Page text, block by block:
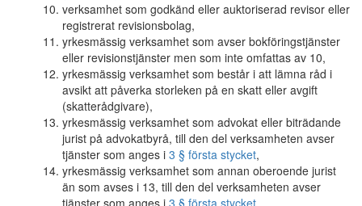
verksamhet som godkänd eller auktoriserad revisor eller
registrerat revisionsbolag,
yrkesmässig verksamhet som avser bokföringstjänster
eller revisionstjänster men som inte omfattas av 10,
yrkesmässig verksamhet som består i att lämna råd i
avsikt att påverka storleken på en skatt eller avgift
(skatterådgivare),
yrkesmässig verksamhet som advokat eller biträdande
jurist på advokatbyrå, till den del verksamheten avser
tjänster som anges i 3 § första stycket,
yrkesmässig verksamhet som annan oberoende jurist
än som avses i 13, till den del verksamheten avser
tjänster som anges i 3 § första stycket,